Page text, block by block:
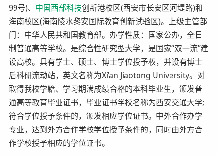
99号)、 中国西部科技创新港校区(西安市长安区河堤路)和
海南校区(海南陵水黎安国际教育创新试验区)。上级主管部
门：中华人民共和国教育部。办学性质：国家公办，全日
制普通高等学校。是综合性研究型大学，是国家“双一流”建
设高校。具有学士、硕士、博士学位授予权，并设有博士
后科研流动站，英文名称为Xi’an Jiaotong University。对
取得我校学籍、学习期满成绩合格的本科毕业生，颁发普
通高等教育毕业证书，毕业证书学校名称为西安交通大学;
符合学位授予条件的，颁发相应学位证书。中外合作办学
专业，达到外方合作学校学位授予条件的，同时由外方合
作学校授予相应的学位证书。